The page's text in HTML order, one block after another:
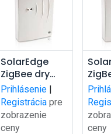
Pridať do
košíka
SolarEdge
ZigBee dry
contact
Prihlásenie|
Registrácia pre
zobrazenie
ceny
ceny